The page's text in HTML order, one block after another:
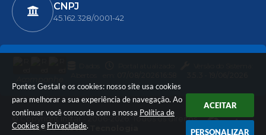
Pontes Gestal e os cookies: nosso site usa cookies
para melhorar a sua experiência de navegação. Ao
continuar você concorda com a nossa Política de
Cookies e Privacidade.
ACEITAR
PERSONALIZAR
CNPJ
45.162.328/0001-42
© Copyright Instar - 2006-2026. Todos os direitos
reservados -Instar Tecnologia